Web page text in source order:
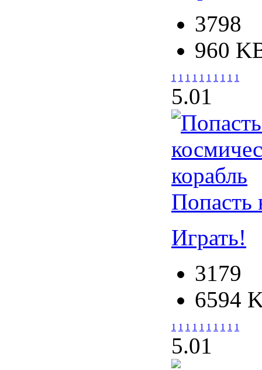
3798
960
1 1 1 1 1 1 1 1 1 1
5.01
Попасть
Играть!
3179
6594
1 1 1 1 1 1 1 1 1 1
5.01